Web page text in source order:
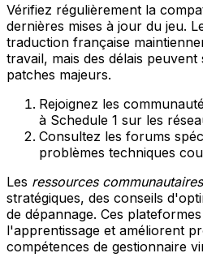
Vérifiez régulièrement la
dernières mises à jour du jeu.
traduction française
travail, mais des délais
patches majeurs.
Rejoignez les
à Schedule 1 sur les
Consultez les forums
problèmes techniques
Les ressources communautaires
stratégiques, des conseils
de dépannage. Ces
l'apprentissage et améliorent
compétences de gestionnaire